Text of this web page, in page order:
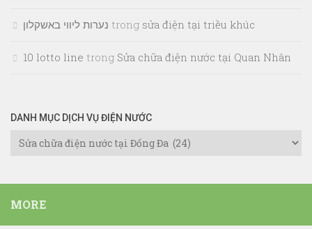
נערות ליווי באשקלון trong sửa điện tại triều khúc
10 lotto line trong Sửa chữa điện nước tại Quan Nhân
DANH MỤC DỊCH VỤ ĐIỆN NƯỚC
Danh
Vụ
Điện
MORE